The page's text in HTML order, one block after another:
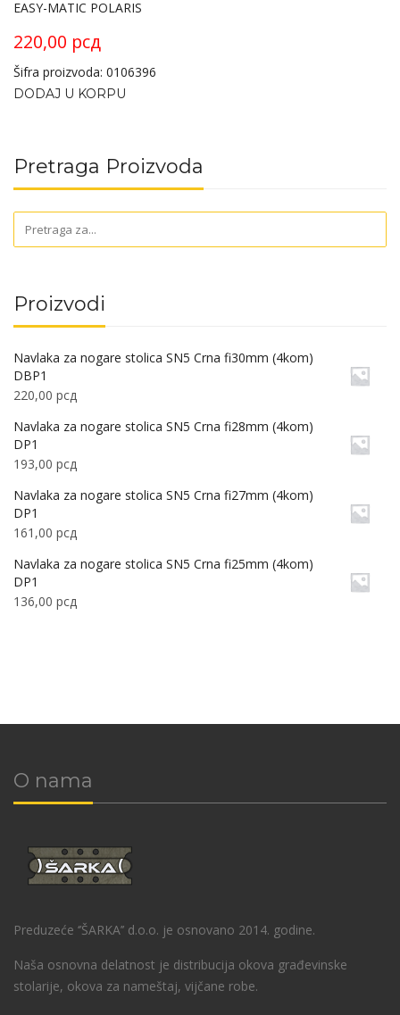
220,00 рсд
Šifra proizvoda: 0106396
DODAJ U KORPU
Pretraga Proizvoda
Proizvodi
Navlaka za nogare stolica SN5 Crna fi30mm (4kom)
DBP1
220,00 рсд
Navlaka za nogare stolica SN5 Crna fi28mm (4kom)
DP1
193,00 рсд
Navlaka za nogare stolica SN5 Crna fi27mm (4kom)
DP1
161,00 рсд
Navlaka za nogare stolica SN5 Crna fi25mm (4kom)
DP1
136,00 рсд
O nama
Preduzeće ‘’ŠARKA’’ d.o.o. je osnovano 2014. godine.
Naša osnovna delatnost je distribucija okova građevinske
stolarije, okova za nameštaj, vijčane robe.